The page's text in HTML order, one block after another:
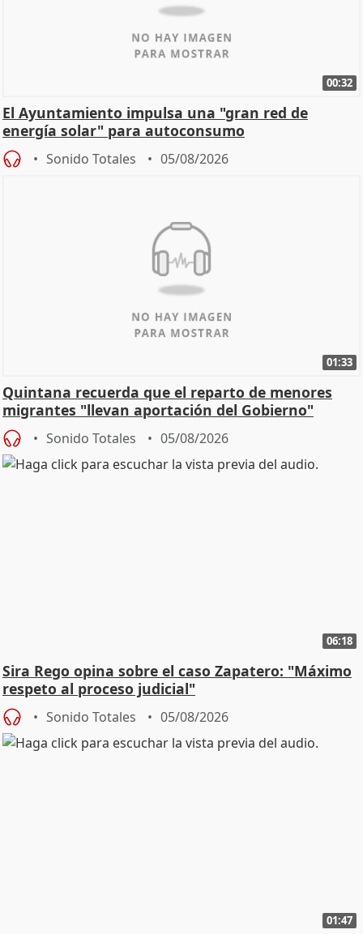
00:32
El Ayuntamiento impulsa una "gran red de
energía solar" para autoconsumo
Sonido Totales 05/08/2026
01:33
Quintana recuerda que el reparto de menores
migrantes "llevan aportación del Gobierno"
central
Sonido Totales 05/08/2026
06:18
Sira Rego opina sobre el caso Zapatero: "Máximo
respeto al proceso judicial"
Sonido Totales 05/08/2026
01:47